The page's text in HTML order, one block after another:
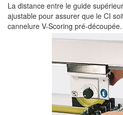
La distance entre le guide
ajustable pour assurer que le CI
cannelure V-Scoring pré-découpée.